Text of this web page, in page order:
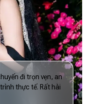
đi trọn vẹn, an
thực tế. Rất hài